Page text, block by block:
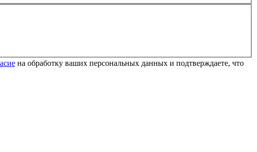
на обработку ваших персональных данных и подтверждаете, что